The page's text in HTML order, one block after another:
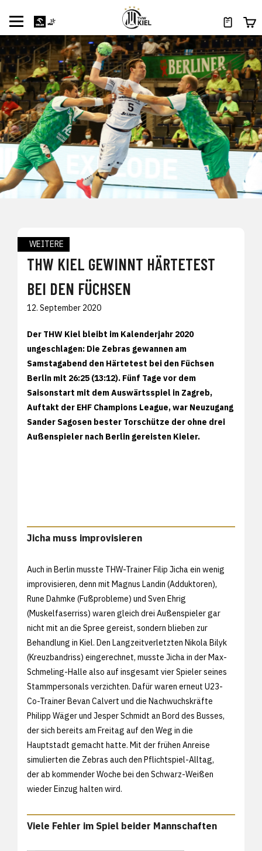
WEITERE
THW KIEL GEWINNT HÄRTETEST
BEI DEN FÜCHSEN
12. September 2020
Der THW Kiel bleibt im Kalenderjahr 2020
ungeschlagen: Die Zebras gewannen am
Samstagabend den Härtetest bei den Füchsen
Berlin mit 26:25 (13:12). Fünf Tage vor dem
Saisonstart mit dem Auswärtsspiel in Zagreb,
Auftakt der EHF Champions League, war Neuzugang
Sander Sagosen bester Torschütze der ohne drei
Außenspieler nach Berlin gereisten Kieler.
Jicha muss improvisieren
Auch in Berlin musste THW-Trainer Filip Jicha ein wenig
improvisieren, denn mit Magnus Landin (Adduktoren),
Rune Dahmke (Fußprobleme) und Sven Ehrig
(Muskelfaserriss) waren gleich drei Außenspieler gar
nicht mit an die Spree gereist, sondern blieben zur
Behandlung in Kiel. Den Langzeitverletzten Nikola Bilyk
(Kreuzbandriss) eingerechnet, musste Jicha in der Max-
Schmeling-Halle also auf insgesamt vier Spieler seines
Stammpersonals verzichten. Dafür waren erneut U23-
Co-Trainer Bevan Calvert und die Nachwuchskräfte
Philipp Wäger und Jesper Schmidt an Bord des Busses,
der sich bereits am Freitag auf den Weg in die
Hauptstadt gemacht hatte. Mit der frühen Anreise
simulierten die Zebras auch den Pflichtspiel-Alltag,
der ab kommender Woche bei den Schwarz-Weißen
wieder Einzug halten wird.
Viele Fehler im Spiel beider Mannschaften